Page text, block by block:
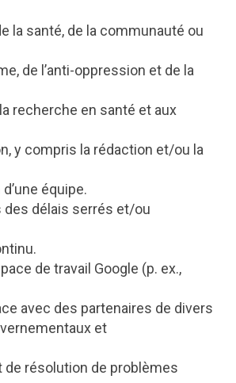
la santé, de la communauté ou
de l’anti-oppression et de la
recherche en santé et aux
y compris la rédaction et/ou la
équipe.
des délais serrés et/ou
de travail Google (p. ex.,
avec des partenaires de divers
et
de résolution de problèmes